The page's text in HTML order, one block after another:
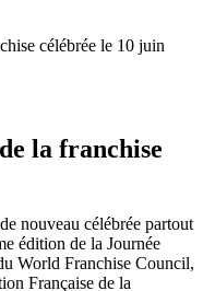
célébrée le 10 juin
la franchise
nouveau célébrée partout
édition de la Journée
World Franchise Council,
Française de la